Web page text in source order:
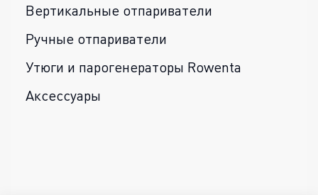
Вертикальные отпариватели
Ручные отпариватели
Утюги и парогенераторы Rowenta
Аксессуары